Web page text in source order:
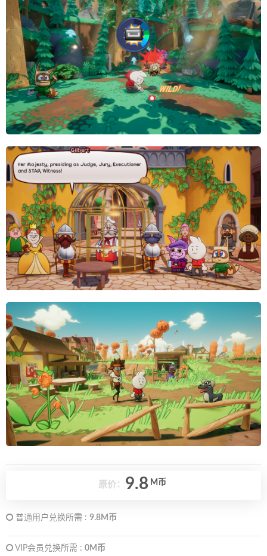
原价： 9.8 M币
普通用户兑换所需 : 9.8M币
VIP会员兑换所需 : 0M币